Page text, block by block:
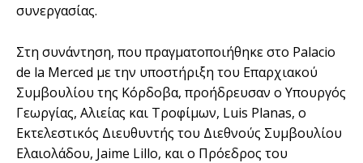
συνεργασίας.
Στη συνάντηση, που πραγματοποιήθηκε στο Palacio
de la Merced με την υποστήριξη του Επαρχιακού
Συμβουλίου της Κόρδοβα, προήδρευσαν ο Υπουργός
Γεωργίας, Αλιείας και Τροφίμων, Luis Planas, ο
Εκτελεστικός Διευθυντής του Διεθνούς Συμβουλίου
Ελαιολάδου, Jaime Lillo, και ο Πρόεδρος του